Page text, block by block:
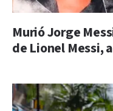
Murió Jorge
de Lionel Messi,